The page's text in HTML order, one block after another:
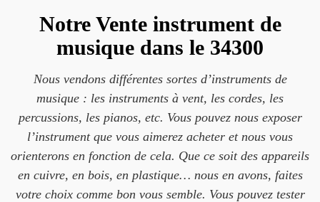
Notre Vente instrument de
musique dans le 34300
Nous vendons différentes sortes d’instruments de
musique : les instruments à vent, les cordes, les
percussions, les pianos, etc. Vous pouvez nous exposer
l’instrument que vous aimerez acheter et nous vous
orienterons en fonction de cela. Que ce soit des appareils
en cuivre, en bois, en plastique… nous en avons, faites
votre choix comme bon vous semble. Vous pouvez tester